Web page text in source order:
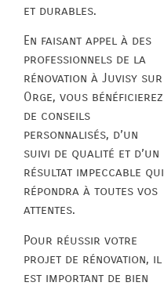
et durables.
En faisant appel à des
professionnels de la
rénovation à Juvisy sur
Orge, vous bénéficierez
de conseils
personnalisés, d’un
suivi de qualité et d’un
résultat impeccable qui
répondra à toutes vos
attentes.
Pour réussir votre
projet de rénovation, il
est important de bien